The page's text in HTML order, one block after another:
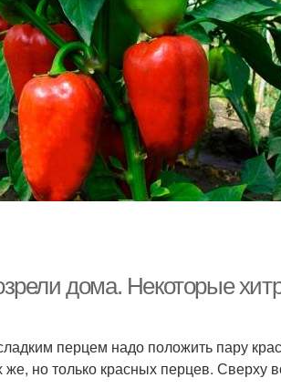
дома. Некоторые
перцем надо положить пару
но только красных перцев. Сверху